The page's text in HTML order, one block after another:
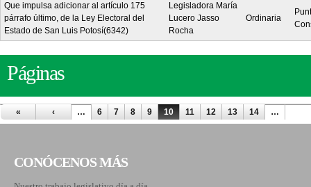
Que impulsa adicionar al artículo 175
párrafo último, de la Ley Electoral del
Estado de San Luis Potosí(6342)
Legisladora María
Lucero Jasso
Rocha
Ordinaria
Páginas
« ‹ … 6 7 8 9 10 11 12 13 14 …
CONÓCENOS MÁS